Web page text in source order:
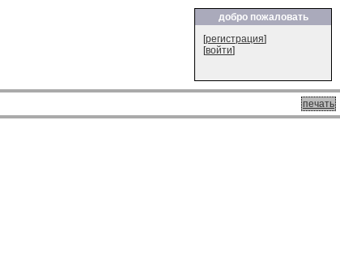
добро пожаловать
[регистрация]
[войти]
печать